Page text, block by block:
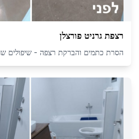
רצפת גרניט פורצלן
הסרת כתמים והברקת רצפה - שיפולים